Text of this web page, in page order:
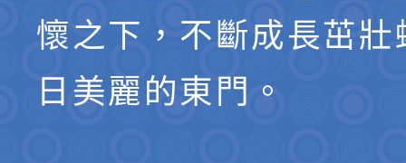
懷之下，不斷成長茁壯
日美麗的東門。